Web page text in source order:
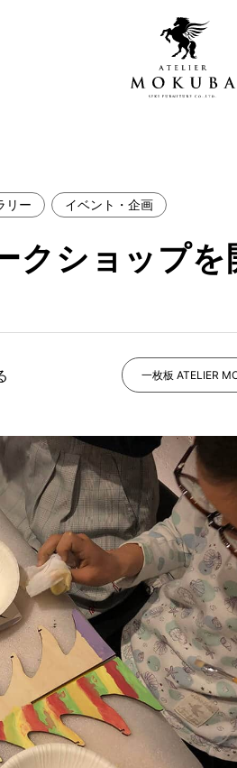
プレミアムギャラリー
ャラリー
梅田ギャラリー
トレット神戸店
ギャラリー【本店】
ギャラリー
オンラインストア
カタログ
リー イベント・企画
クショップを
一枚板 ATELIER